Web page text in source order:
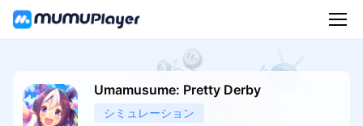
Umamusume: Pretty Derby
シミュレーション